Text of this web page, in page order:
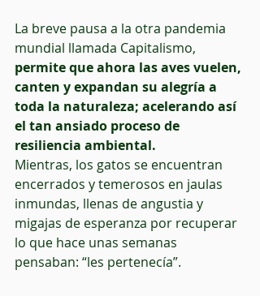
La breve pausa a la otra pandemia
mundial llamada Capitalismo,
permite que ahora las aves vuelen,
canten y expandan su alegría a
toda la naturaleza; acelerando así
el tan ansiado proceso de
resiliencia ambiental.
Mientras, los gatos se encuentran
encerrados y temerosos en jaulas
inmundas, llenas de angustia y
migajas de esperanza por recuperar
lo que hace unas semanas
pensaban: “les pertenecía”.